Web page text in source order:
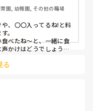
園, 幼稚園, その他の職場
、〇〇入ってるね!と料
。
べたね〜と、一緒に食
かけはどうでしょう
す😊
る